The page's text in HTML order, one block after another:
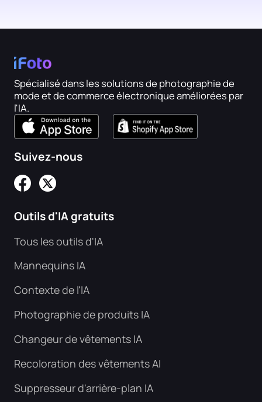
Spécialisé dans les solutions de photographie de
mode et de commerce électronique améliorées par
l'IA.
Suivez-nous
Outils d'IA gratuits
Tous les outils d'IA
Mannequins IA
Contexte de l'IA
Photographie de produits IA
Changeur de vêtements IA
Recoloration des vêtements AI
Suppresseur d'arrière-plan IA